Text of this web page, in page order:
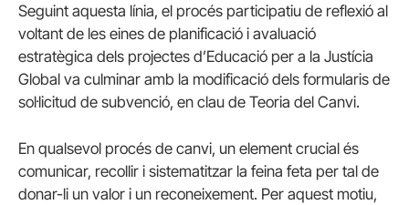
Seguint aquesta línia, el procés participatiu de reflexió al
voltant de les eines de planificació i avaluació
estratègica dels projectes d’Educació per a la Justícia
Global va culminar amb la modificació dels formularis de
sol·licitud de subvenció, en clau de Teoria del Canvi.
En qualsevol procés de canvi, un element crucial és
comunicar, recollir i sistematitzar la feina feta per tal de
donar-li un valor i un reconeixement. Per aquest motiu,